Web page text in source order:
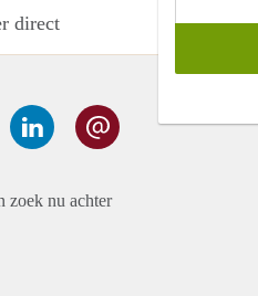
direct
zoek nu achter